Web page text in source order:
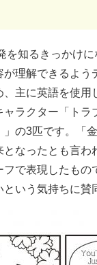
を知るきっかけ
理解できるよ
主に英語を使用
ラクター「ト
の3匹です。「
なったとも言
フで表現したも
いう気持ちに賛